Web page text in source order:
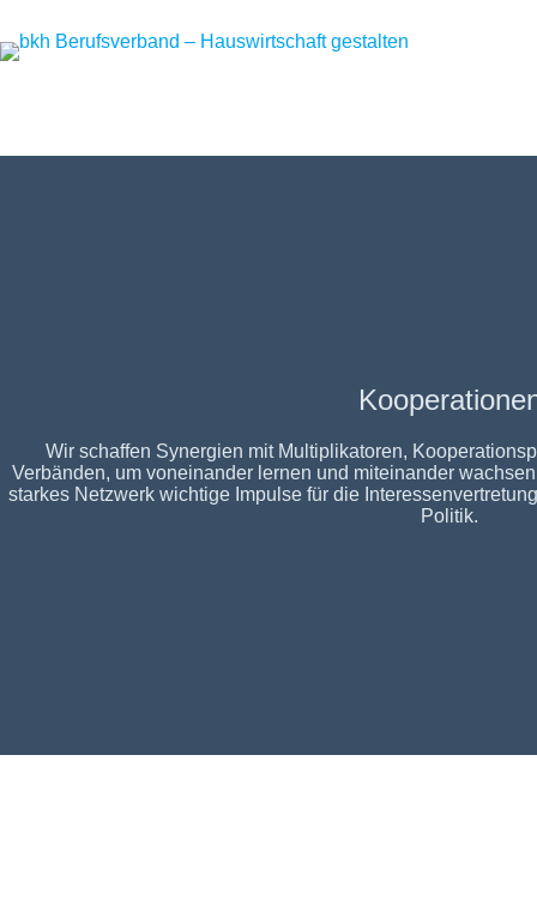
Inhalt
springen
Wir schaffen Synergien mit Multiplikatoren,
Verbänden, um voneinander lernen und miteinander
starkes Netzwerk wichtige Impulse für die
Politik.